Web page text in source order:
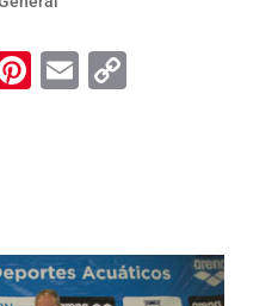
Pinterest
EmailCopy